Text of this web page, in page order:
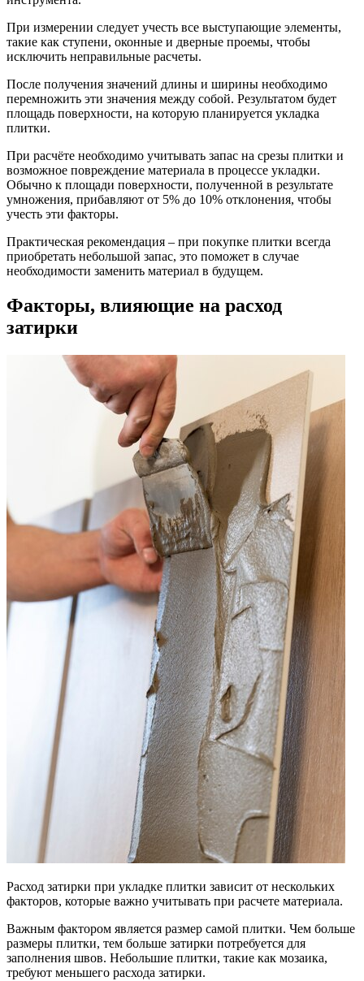
При измерении следует учесть все выступающие элементы,
такие как ступени, оконные и дверные проемы, чтобы
исключить неправильные расчеты.
После получения значений длины и ширины необходимо
перемножить эти значения между собой. Результатом будет
площадь поверхности, на которую планируется укладка
плитки.
При расчёте необходимо учитывать запас на срезы плитки и
возможное повреждение материала в процессе укладки.
Обычно к площади поверхности, полученной в результате
умножения, прибавляют от 5% до 10% отклонения, чтобы
учесть эти факторы.
Практическая рекомендация – при покупке плитки всегда
приобретать небольшой запас, это поможет в случае
необходимости заменить материал в будущем.
Факторы, влияющие на расход
затирки
Расход затирки при укладке плитки зависит от нескольких
факторов, которые важно учитывать при расчете материала.
Важным фактором является размер самой плитки. Чем больше
размеры плитки, тем больше затирки потребуется для
заполнения швов. Небольшие плитки, такие как мозаика,
требуют меньшего расхода затирки.